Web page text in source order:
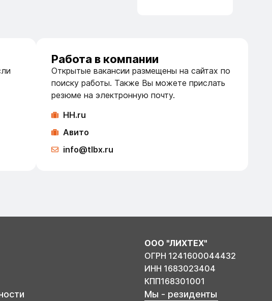
Работа в компании
Открытые вакансии размещены на сайтах по
поиску работы. Также Вы можете прислать
резюме на электронную почту.
HH.ru
Авито
info@tlbx.ru
ООО "ЛИХТЕХ"
ОГРН 1241600044432
ИНН 1683023404
КПП168301001
Мы - резиденты